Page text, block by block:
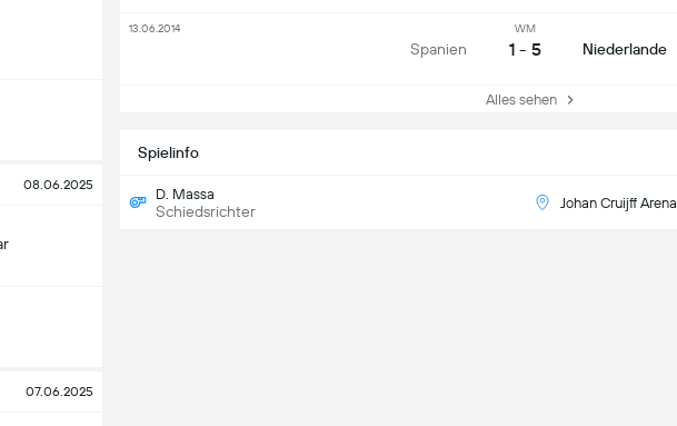
08.06.2025
07.06.2025
Spielinfo
D. Massa
Schiedsrichter Johan Cruijff Arena
Spanien
WM
1 - 5 Niederlande
13.06.2014
Alles sehen